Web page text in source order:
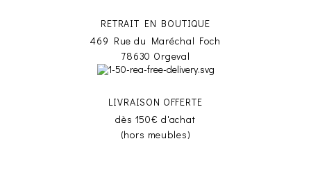
RETRAIT EN BOUTIQUE
469 Rue du Maréchal Foch
78630 Orgeval
LIVRAISON OFFERTE
dès 150€ d'achat
(hors meubles)